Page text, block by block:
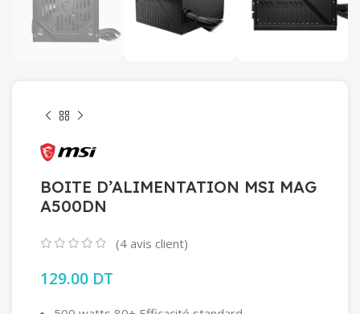
BOITE D’ALIMENTATION MSI MAG
A500DN
(4 avis client)
129.00 DT